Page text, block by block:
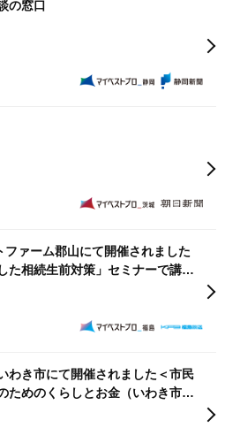
の窓口
ファーム郡山にて開催されました
た相続生前対策」セミナーで講師
わき市にて開催されました＜市民
めのくらしとお金（いわき市主